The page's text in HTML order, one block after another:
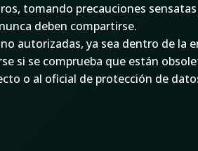
tomando precauciones
deben compartirse.
autorizadas, ya sea dentro de la
si se comprueba que están
o al oficial de protección de